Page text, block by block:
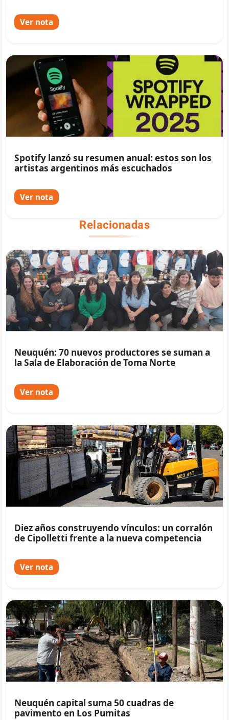
Ver nota
Spotify lanzó su resumen anual: estos son los
artistas argentinos más escuchados
Ver nota
Relacionadas
Neuquén: 70 nuevos productores se suman a
la Sala de Elaboración de Toma Norte
Ver nota
Diez años construyendo vínculos: un corralón
de Cipolletti frente a la nueva competencia
Ver nota
Neuquén capital suma 50 cuadras de
pavimento en Los Pumitas